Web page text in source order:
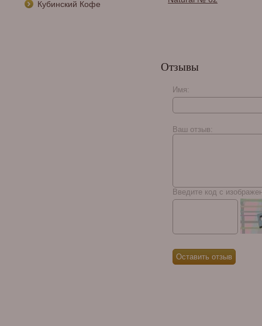
Кубинский Кофе
сигар
Charatan Claro Toro
Отзывы
Имя:
Ваш отзыв:
Введите код с